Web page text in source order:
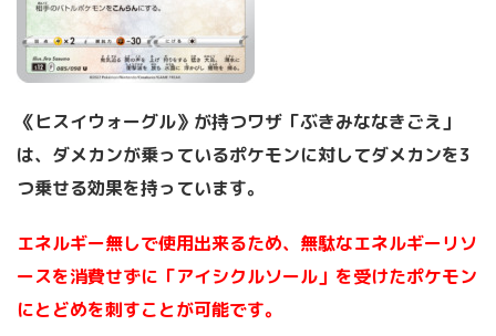
《ヒスイウォーグル》が持つワザ「ぶきみななきごえ」
は、ダメカンが乗っているポケモンに対してダメカンを3
つ乗せる効果を持っています。
エネルギー無しで使用出来るため、無駄なエネルギーリソ
ースを消費せずに「アイシクルソール」を受けたポケモン
にとどめを刺すことが可能です。